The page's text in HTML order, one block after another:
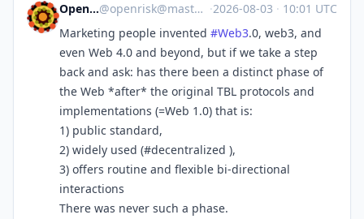
Open Risk@openrisk@mastodon.social ·2026-08-03 · 10:01 UTC
Marketing people invented #Web3.0, web3, and
even Web 4.0 and beyond, but if we take a step
back and ask: has there been a distinct phase of
the Web *after* the original TBL protocols and
implementations (=Web 1.0) that is:
1) public standard,
2) widely used (#decentralized ),
3) offers routine and flexible bi-directional
interactions
There was never such a phase.